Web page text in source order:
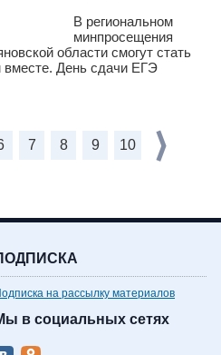
В региональном
минпросещения
области смогут стать
вместе. День сдачи ЕГЭ
7 8 9 10
на рассылку материалов
в социальных сетях